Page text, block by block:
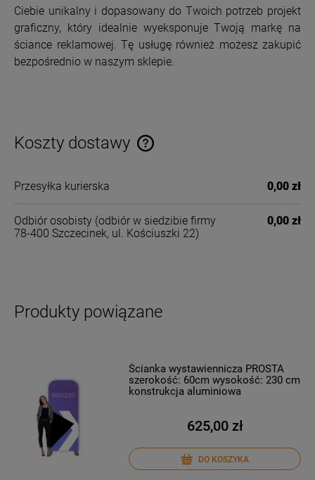
Ciebie unikalny i dopasowany do Twoich potrzeb projekt
graficzny, który idealnie wyeksponuje Twoją markę na
ściance reklamowej. Tę usługę również możesz zakupić
bezpośrednio w naszym sklepie.
Koszty dostawy
Cena nie zawiera ewentualnych kosztów płatności
Przesyłka kurierska 0,00 zł
Odbiór osobisty (odbiór w siedzibie firmy
78-400 Szczecinek, ul. Kościuszki 22)
0,00 zł
Produkty powiązane
Ścianka wystawiennicza PROSTA
szerokość: 60cm wysokość: 230 cm
konstrukcja aluminiowa
625,00 zł
DO KOSZYKA